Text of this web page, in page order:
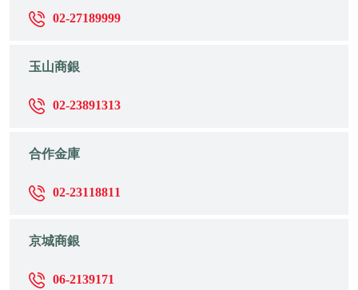
02-27189999
玉山商銀
02-23891313
合作金庫
02-23118811
京城商銀
06-2139171